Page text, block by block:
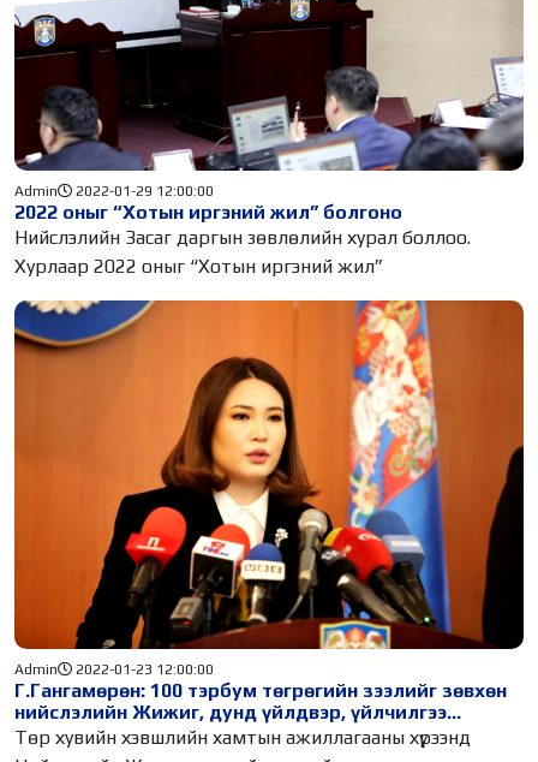
2022 оныг “Хотын иргэний жил” болгоно
Admin 2022-01-29 12:00:00
Нийслэлийн Засаг даргын зөвлөлийн хурал боллоо.
Хурлаар 2022 оныг “Хотын иргэний жил”
Г.Гангамөрөн: 100 тэрбум төгрөгийн зээлийг зөвхөн
нийслэлийн Жижиг, дунд үйлдвэр, үйлчилгээ
эрхлэгчдэд олгоно
Admin 2022-01-23 12:00:00
Төр хувийн хэвшлийн хамтын ажиллагааны хүрээнд